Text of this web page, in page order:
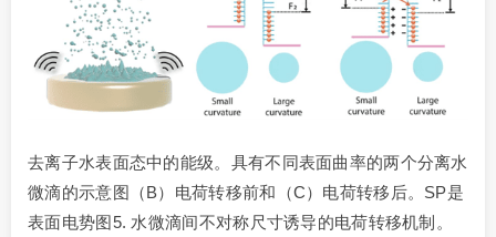
去离子水表面态中的能级。具有不同表面曲率的两个分离水
微滴的示意图（B）电荷转移前和（C）电荷转移后。SP是
表面电势图5. 水微滴间不对称尺寸诱导的电荷转移机制。